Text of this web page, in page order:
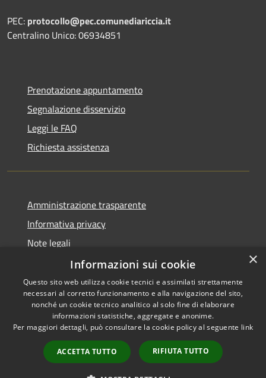
PEC: protocollo@pec.comunediariccia.it
Centralino Unico: 06934851
Prenotazione appuntamento
Segnalazione disservizio
Leggi le FAQ
Richiesta assistenza
Amministrazione trasparente
Informativa privacy
Note legali
Dichiarazione di accessibilità
RSS
Accessibilità
Copyright © 2026 • Comune di
Municipium•
Accesso
redazione
×
Informazioni sui cookie
Questo sito web utilizza cookie tecnici e assimilati strettamente
necessari al corretto funzionamento e alla navigazione del sito,
nonché un cookie tecnico analitico al solo fine di elaborare
informazioni statistiche, aggregate e anonime.
Per maggiori dettagli, può consultare la cookie policy al seguente link
ACCETTA TUTTO RIFIUTA TUTTO